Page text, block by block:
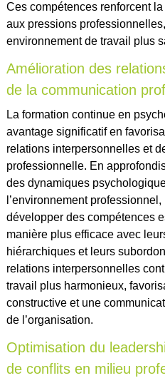
Ces compétences renforcent
aux pressions
environnement de travail plus
Amélioration des
de la communication
La formation continue en
avantage significatif en
relations interpersonnelles et
professionnelle. En
des dynamiques
l’environnement
développer des compétences
manière plus efficace avec
hiérarchiques et leurs
relations interpersonnelles
travail plus harmonieux,
constructive et une
de l’organisation.
Optimisation du
de conflits en milieu